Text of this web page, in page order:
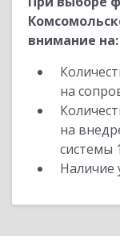
внимание на:
на
на
системы
Наличие